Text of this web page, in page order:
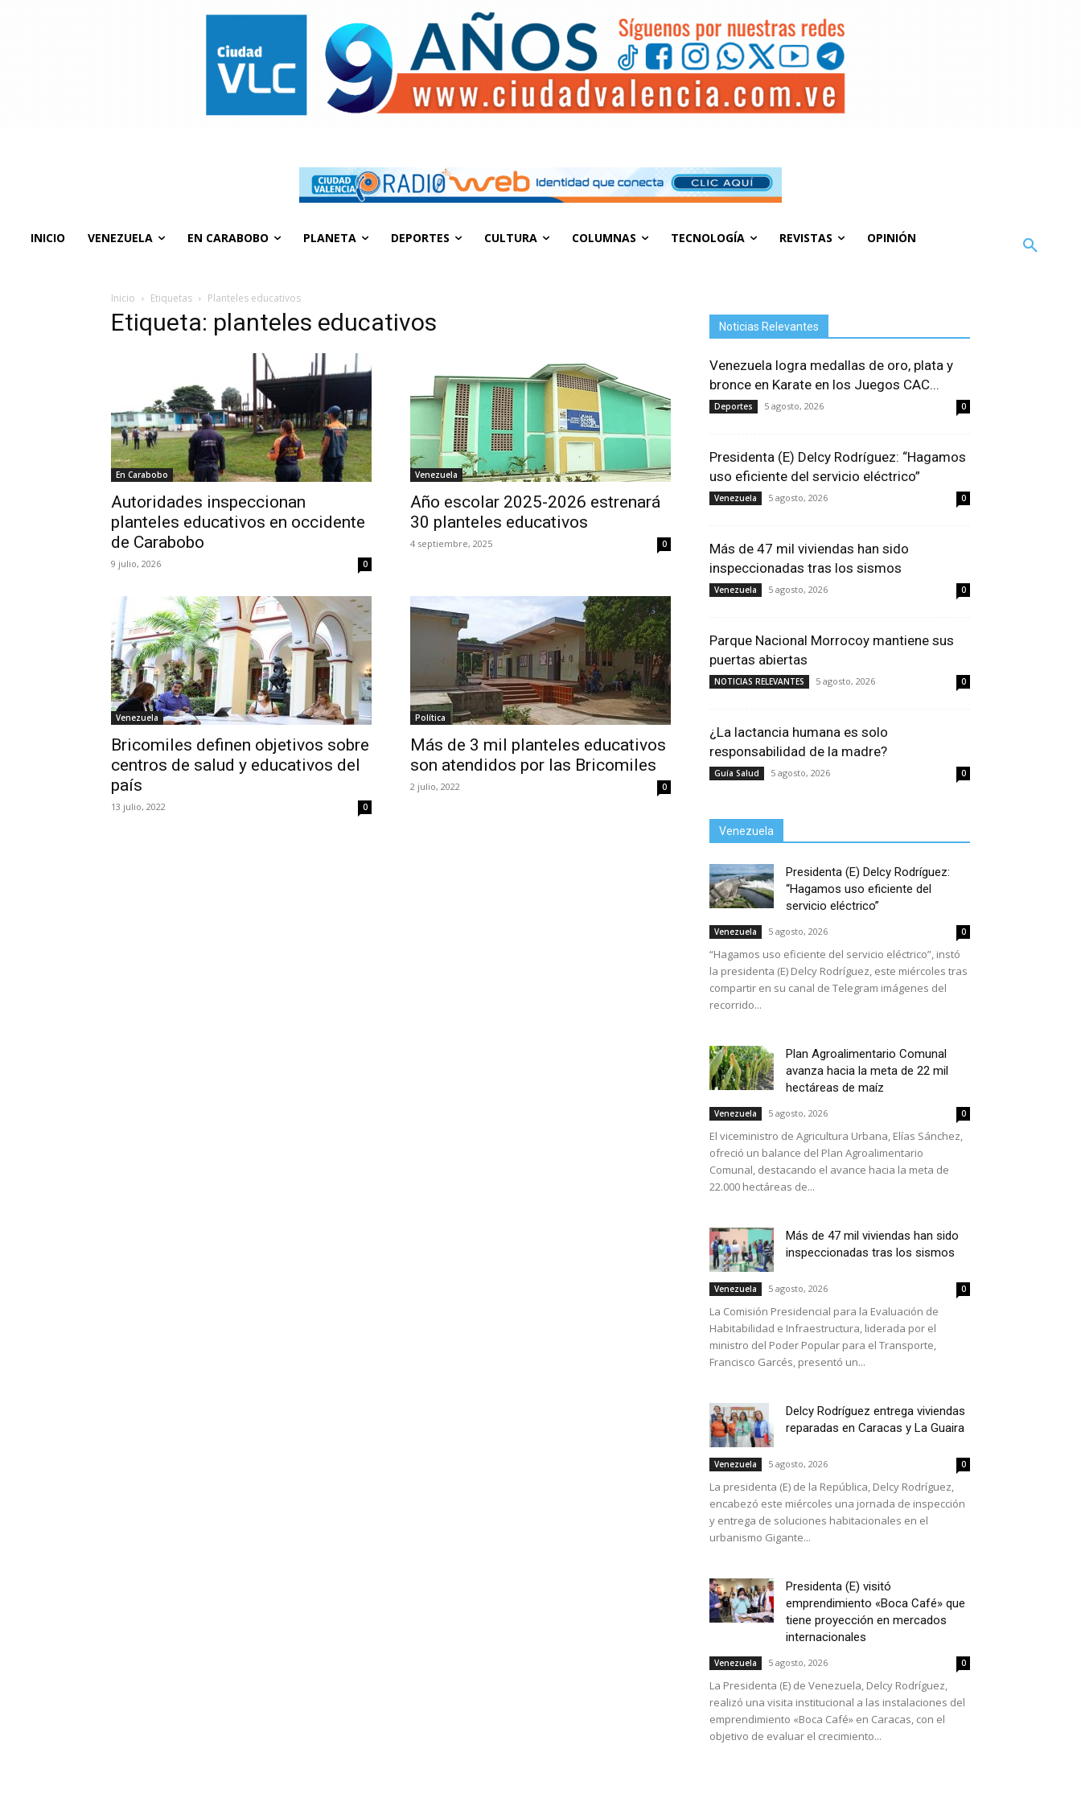
INICIO VENEZUELA EN CARABOBO PLANETA DEPORTES CULTURA COLUMNAS TECNOLOGÍA REVISTAS OPINIÓN
Inicio Etiquetas Planteles educativos
Etiqueta: planteles educativos
En Carabobo
Autoridades inspeccionan
planteles educativos en occidente
de Carabobo
9 julio, 2026 0
Venezuela
Año escolar 2025-2026 estrenará
30 planteles educativos
4 septiembre, 2025 0
Venezuela
Bricomiles definen objetivos sobre
centros de salud y educativos del
país
13 julio, 2022 0
Política
Más de 3 mil planteles educativos
son atendidos por las Bricomiles
2 julio, 2022 0
Noticias Relevantes
Venezuela logra medallas de oro, plata y
bronce en Karate en los Juegos CAC...
Deportes 5 agosto, 2026 0
Presidenta (E) Delcy Rodríguez: “Hagamos
uso eficiente del servicio eléctrico”
Venezuela 5 agosto, 2026 0
Más de 47 mil viviendas han sido
inspeccionadas tras los sismos
Venezuela 5 agosto, 2026 0
Parque Nacional Morrocoy mantiene sus
puertas abiertas
NOTICIAS RELEVANTES 5 agosto, 2026 0
¿La lactancia humana es solo
responsabilidad de la madre?
Guía Salud 5 agosto, 2026 0
Venezuela
Presidenta (E) Delcy Rodríguez:
“Hagamos uso eficiente del
servicio eléctrico”
Venezuela 5 agosto, 2026 0
“Hagamos uso eficiente del servicio eléctrico”, instó
la presidenta (E) Delcy Rodríguez, este miércoles tras
compartir en su canal de Telegram imágenes del
recorrido...
Plan Agroalimentario Comunal
avanza hacia la meta de 22 mil
hectáreas de maíz
Venezuela 5 agosto, 2026 0
El viceministro de Agricultura Urbana, Elías Sánchez,
ofreció un balance del Plan Agroalimentario
Comunal, destacando el avance hacia la meta de
22.000 hectáreas de...
Más de 47 mil viviendas han sido
inspeccionadas tras los sismos
Venezuela 5 agosto, 2026 0
La Comisión Presidencial para la Evaluación de
Habitabilidad e Infraestructura, liderada por el
ministro del Poder Popular para el Transporte,
Francisco Garcés, presentó un...
Delcy Rodríguez entrega viviendas
reparadas en Caracas y La Guaira
Venezuela 5 agosto, 2026 0
La presidenta (E) de la República, Delcy Rodríguez,
encabezó este miércoles una jornada de inspección
y entrega de soluciones habitacionales en el
urbanismo Gigante...
Presidenta (E) visitó
emprendimiento «Boca Café» que
tiene proyección en mercados
internacionales
Venezuela 5 agosto, 2026 0
La Presidenta (E) de Venezuela, Delcy Rodríguez,
realizó una visita institucional a las instalaciones del
emprendimiento «Boca Café» en Caracas, con el
objetivo de evaluar el crecimiento...